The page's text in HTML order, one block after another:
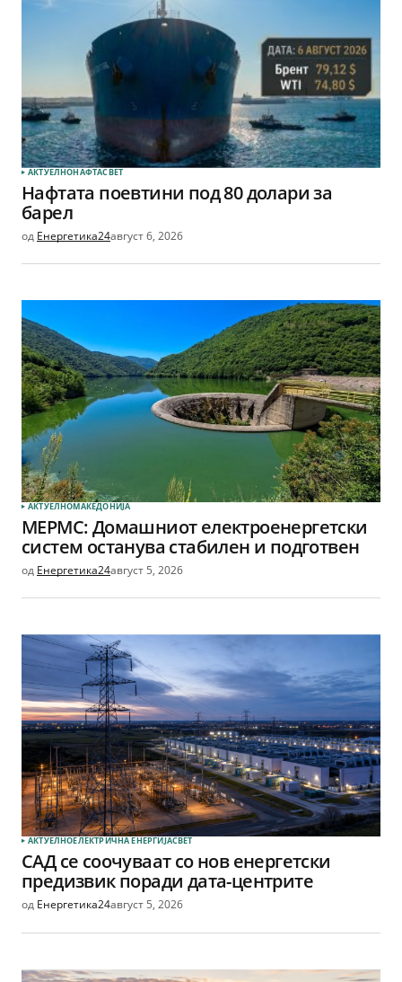
АКТУЕЛНОНАФТАСВЕТ
Нафтата поевтини под 80 долари за
барел
од Енергетика24август 6, 2026
АКТУЕЛНОМАКЕДОНИЈА
МЕРМС: Домашниот електроенергетски
систем останува стабилен и подготвен
од Енергетика24август 5, 2026
АКТУЕЛНОЕЛЕКТРИЧНА ЕНЕРГИЈАСВЕТ
САД се соочуваат со нов енергетски
предизвик поради дата-центрите
од Енергетика24август 5, 2026